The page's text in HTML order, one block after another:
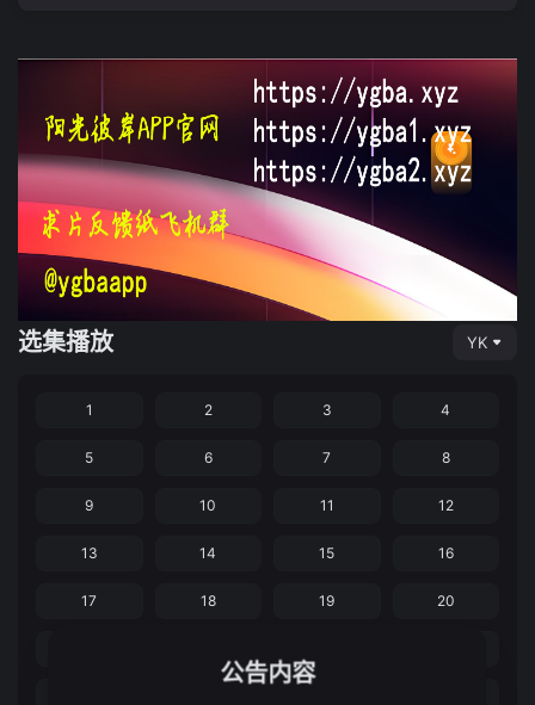
选集播放 YK
1 2 3 4
5 6 7 8
9 10 11 12
13 14 15 16
17 18 19 20
公告内容